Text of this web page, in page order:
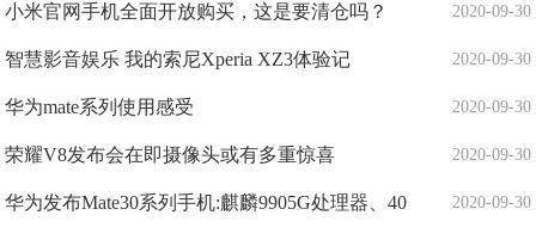
2020-09-30
小米官网手机全面开放购买，这是要清仓吗？
2020-09-30
智慧影音娱乐 我的索尼Xperia XZ3体验记
2020-09-30
华为mate系列使用感受
2020-09-30
荣耀V8发布会在即摄像头或有多重惊喜
2020-09-30
华为发布Mate30系列手机:麒麟9905G处理器、40